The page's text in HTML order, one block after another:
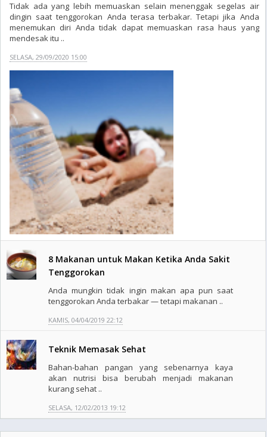
Tidak ada yang lebih memuaskan selain menenggak segelas air
dingin saat tenggorokan Anda terasa terbakar. Tetapi jika Anda
menemukan diri Anda tidak dapat memuaskan rasa haus yang
mendesak itu ..
SELASA, 29/09/2020 15:00
8 Makanan untuk Makan Ketika Anda Sakit
Tenggorokan
Anda mungkin tidak ingin makan apa pun saat
tenggorokan Anda terbakar — tetapi makanan ..
KAMIS, 04/04/2019 22:12
Teknik Memasak Sehat
Bahan-bahan pangan yang sebenarnya kaya
akan nutrisi bisa berubah menjadi makanan
kurang sehat ..
SELASA, 12/02/2013 19:12